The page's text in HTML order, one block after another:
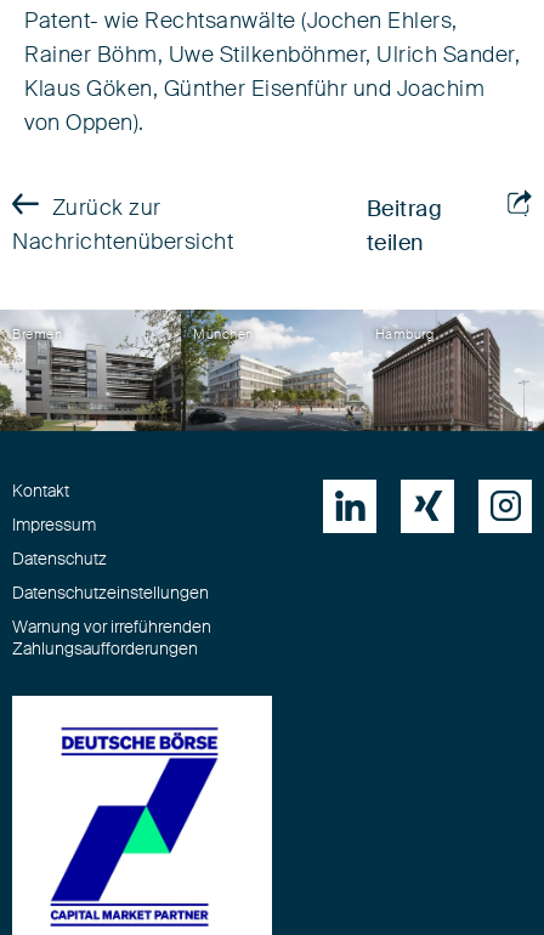
Patent- wie Rechtsanwälte (Jochen Ehlers,
Rainer Böhm, Uwe Stilkenböhmer, Ulrich Sander,
Klaus Göken, Günther Eisenführ und Joachim
von Oppen).
Zurück zur
Nachrichtenübersicht
Beitrag
teilen
Bremen München Hamburg
Kontakt
Impressum
Datenschutz
Datenschutzeinstellungen
Warnung vor irreführenden
Zahlungsaufforderungen
  